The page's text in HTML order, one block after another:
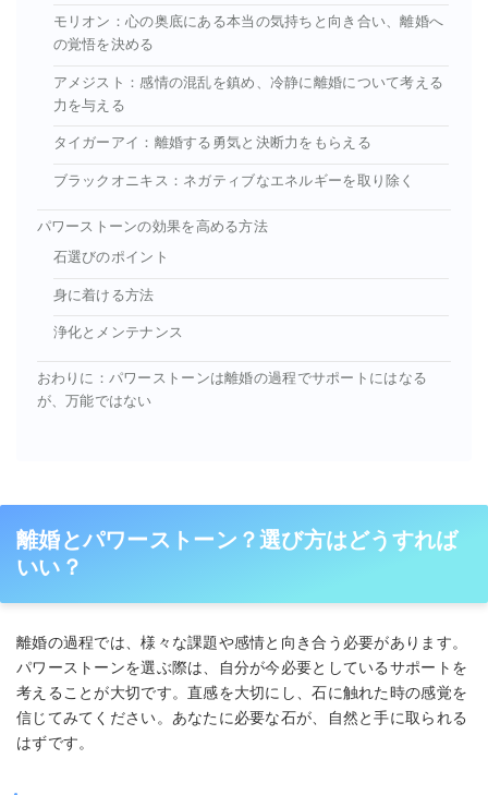
モリオン：心の奥底にある本当の気持ちと向き合い、離婚へ
の覚悟を決める
アメジスト：感情の混乱を鎮め、冷静に離婚について考える
力を与える
タイガーアイ：離婚する勇気と決断力をもらえる
ブラックオニキス：ネガティブなエネルギーを取り除く
パワーストーンの効果を高める方法
石選びのポイント
身に着ける方法
浄化とメンテナンス
おわりに：パワーストーンは離婚の過程でサポートにはなる
が、万能ではない
離婚とパワーストーン？選び方はどうすれば
いい？
離婚の過程では、様々な課題や感情と向き合う必要があります。
パワーストーンを選ぶ際は、自分が今必要としているサポートを
考えることが大切です。直感を大切にし、石に触れた時の感覚を
信じてみてください。あなたに必要な石が、自然と手に取られる
はずです。